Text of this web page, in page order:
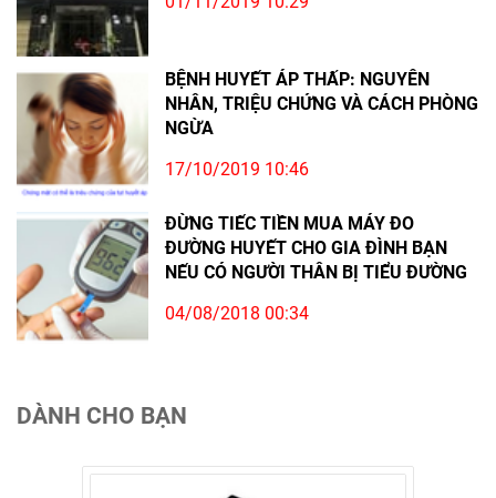
BỆNH HUYẾT ÁP THẤP: NGUYÊN
NHÂN, TRIỆU CHỨNG VÀ CÁCH PHÒNG
NGỪA
17/10/2019 10:46
ĐỪNG TIẾC TIỀN MUA MÁY ĐO
ĐƯỜNG HUYẾT CHO GIA ĐÌNH BẠN
NẾU CÓ NGƯỜI THÂN BỊ TIỂU ĐƯỜNG
04/08/2018 00:34
DÀNH CHO BẠN